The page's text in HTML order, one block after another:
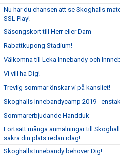
Nu har du chansen att se Skoghalls
SSL Play!
Säsongskort till Herr eller Dam
Rabattkupong Stadium!
Välkomna till Leka Innebandy och
Vi vill ha Dig!
Trevlig sommar önskar vi på kansliet!
Skoghalls Innebandycamp 2019 -
Sommarerbjudande Handduk
Fortsatt många anmälningar till
säkra din plats redan idag!
Skoghalls Innebandy behöver Dig!